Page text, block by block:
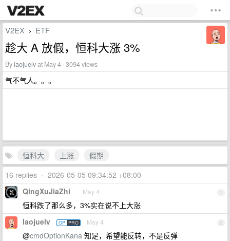
V2EX › ETF
趁大 A 放假，恒科大涨 3%
By laojuelvat May 4 · 3094 views
气不气人。。。
恒科大 上涨
假期
16 replies • 2026-05-05 09:34:52 +08:00
1
QingXuJiaZhi May 4
恒科跌了那么多，3%实在说不上大涨
2
laojuelv OP PRO May 4
@cmdOptionKana 知足，希望能反转，不是反弹